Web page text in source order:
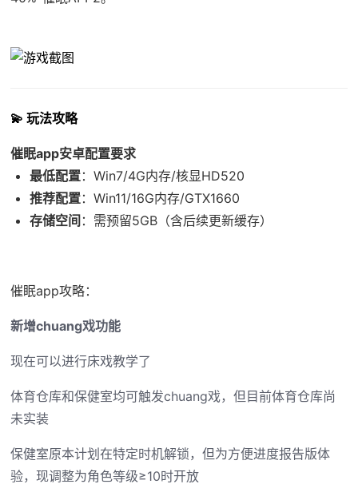
💫 玩法攻略
催眠app安卓配置要求
​最低配置​​：Win7/4G内存/核显HD520
​推荐配置​​：Win11/16G内存/GTX1660
​存储空间​ ​：需预留5GB（含后续更新缓存）
催眠app攻略：
新增chuang戏功能
现在可以进行床戏教学了
体育仓库和保健室均可触发chuang戏，但目前体育仓库尚
未实装
保健室原本计划在特定时机解锁，但为方便进度报告版体
验，现调整为角色等级≥10时开放